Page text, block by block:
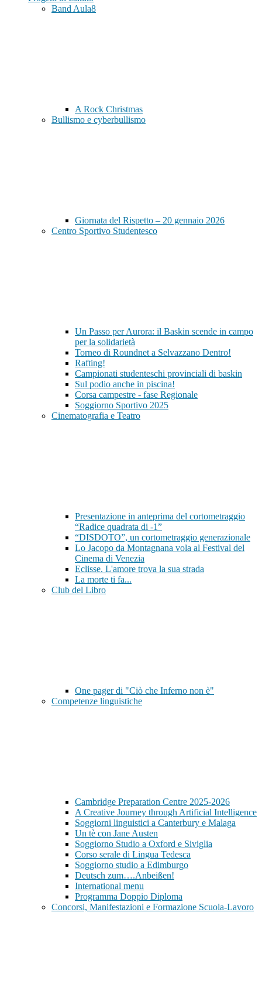
Band Aula8
A Rock Christmas
Bullismo e cyberbullismo
Giornata del Rispetto – 20 gennaio 2026
Centro Sportivo Studentesco
Un Passo per Aurora: il Baskin scende in campo
per la solidarietà
Torneo di Roundnet a Selvazzano Dentro!
Rafting!
Campionati studenteschi provinciali di baskin
Sul podio anche in piscina!
Corsa campestre - fase Regionale
Soggiorno Sportivo 2025
Cinematografia e Teatro
Presentazione in anteprima del cortometraggio
“Radice quadrata di -1”
“DISDOTO”, un cortometraggio generazionale
Lo Jacopo da Montagnana vola al Festival del
Cinema di Venezia
Eclisse. L'amore trova la sua strada
La morte ti fa...
Club del Libro
One pager di "Ciò che Inferno non è"
Competenze linguistiche
Cambridge Preparation Centre 2025-2026
A Creative Journey through Artificial Intelligence
Soggiorni linguistici a Canterbury e Malaga
Un tè con Jane Austen
Soggiorno Studio a Oxford e Siviglia
Corso serale di Lingua Tedesca
Soggiorno studio a Edimburgo
Deutsch zum….Anbeißen!
International menu
Programma Doppio Diploma
Concorsi, Manifestazioni e Formazione Scuola-Lavoro